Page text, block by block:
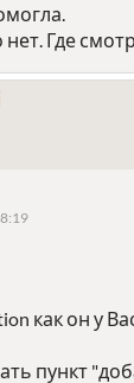
Где
как он у
пункт